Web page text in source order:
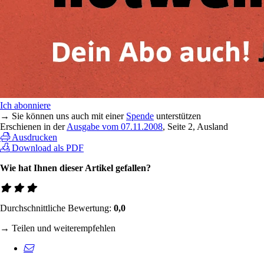
Ich abonniere
→ Sie können uns auch mit einer Spende unterstützen
Erschienen in derAusgabe vom 07.11.2008, Seite 2, Ausland
Ausdrucken
Download als PDF
Wie hat Ihnen dieser Artikel gefallen?
Durchschnittliche Bewertung: 0,0
→ Teilen und weiterempfehlen